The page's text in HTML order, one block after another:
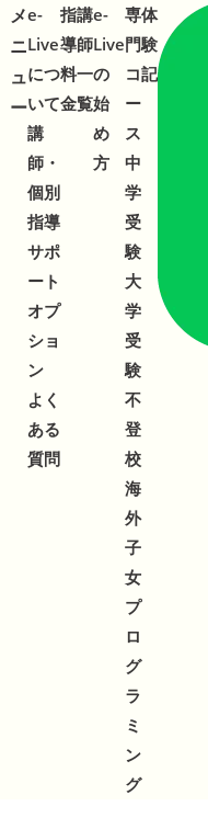
メ
ニ
ュ
ー
メ
ニ
ュ
ー
e-
Live
につ
いて
講
師・
個別
指導
サポ
ート
オプ
ショ
ン
よく
ある
質問
指
導
料
金
講
師
一
覧
e-
Live
の
始
め
方
専
門
コ
ー
ス
中
学
受
験
大
学
受
験
不
登
校
海
外
子
女
プ
ロ
グ
ラ
ミ
ン
グ
体
験
記